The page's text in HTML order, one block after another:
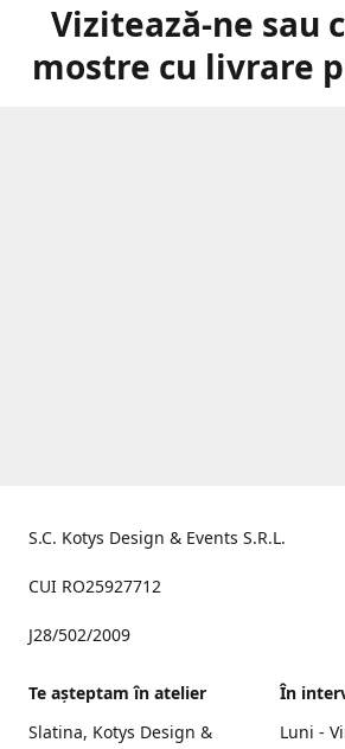
Vizitează-ne sau
mostre cu livrare
S.C. Kotys Design & Events S.R.L.
CUI RO25927712
J28/502/2009
Te aşteptam în atelier
Slatina, Kotys Design &
În
Luni -